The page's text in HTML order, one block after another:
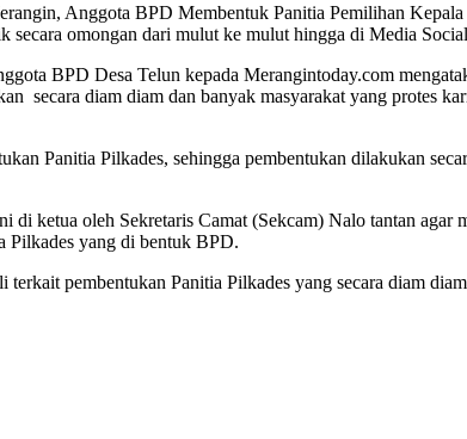
Anggota BPD Membentuk Panitia Pemilihan
secara omongan dari mulut ke mulut hingga di Media
BPD Desa Telun kepada Merangintoday.com
secara diam diam dan banyak masyarakat yang protes
Panitia Pilkades, sehingga pembentukan dilakukan
ketua oleh Sekretaris Camat (Sekcam) Nalo tantan
Pilkades yang di bentuk BPD.
terkait pembentukan Panitia Pilkades yang secara diam